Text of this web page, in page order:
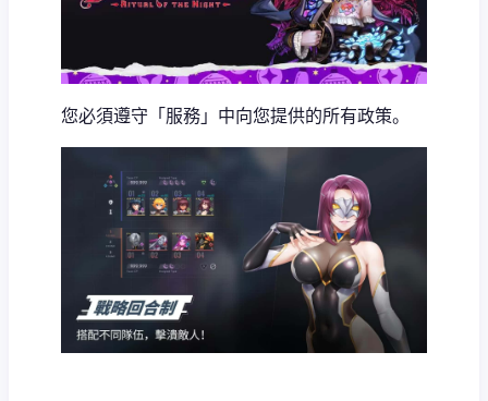
您必須遵守「服務」中向您提供的所有政策。